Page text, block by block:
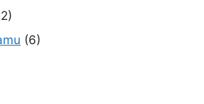
(6)